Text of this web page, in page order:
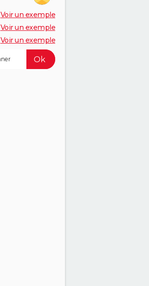
Voir un exemple
Voir un exemple
Voir un exemple